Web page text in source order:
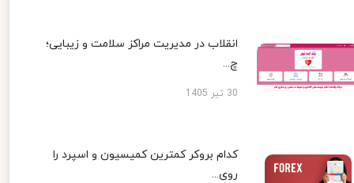
انقلاب در مدیریت مراکز سلامت و زیبایی؛
چ...
30 تیر 1405
کدام بروکر کمترین کمیسیون و اسپرد را
روی...